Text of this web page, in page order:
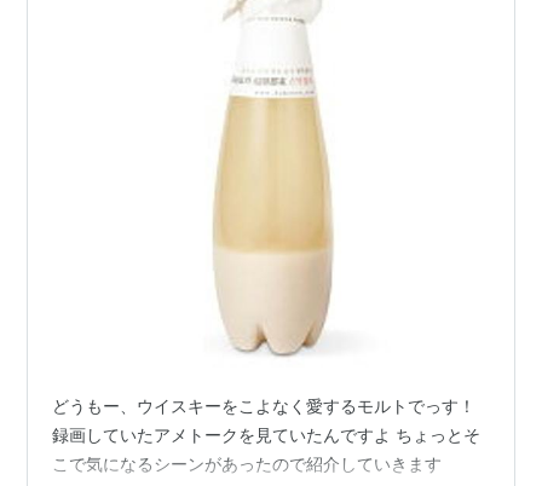
どうもー、ウイスキーをこよなく愛するモルトでっす！
録画していたアメトークを見ていたんですよ ちょっとそ
こで気になるシーンがあったので紹介していきます